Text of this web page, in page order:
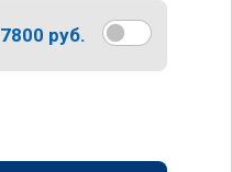
7800 руб.